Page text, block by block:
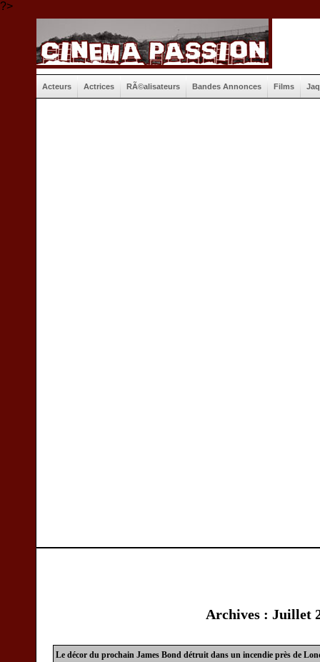
?>
Acteurs Actrices RÃ©alisateurs Bandes Annonces Films
Archives : Juillet
Le décor du prochain James Bond détruit dans un incendie près de